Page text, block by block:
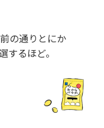
の通りとにか
するほど。